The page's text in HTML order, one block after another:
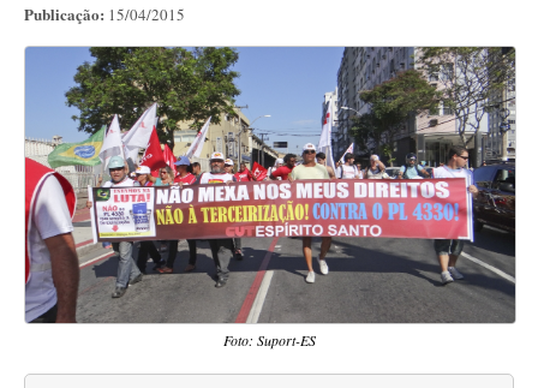
Publicação: 15/04/2015
Foto: Suport-ES